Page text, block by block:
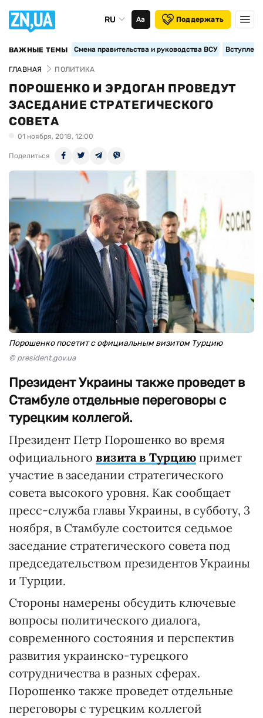
RU Аа Поддержать
ВАЖНЫЕ ТЕМЫ Смена правительства и руководства ВСУ
ГЛАВНАЯ ПОЛИТИКА
ПОРОШЕНКО И ЭРДОГАН ПРОВЕДУТ
ЗАСЕДАНИЕ СТРАТЕГИЧЕСКОГО
СОВЕТА
01 ноября, 2018, 12:00
Поделиться
Порошенко посетит с официальным визитом Турцию
© president.gov.ua
Президент Украины также проведет в
Стамбуле отдельные переговоры с
турецким коллегой.
Президент Петр Порошенко во время
официального визита в Турцию примет
участие в заседании стратегического
совета высокого уровня. Как сообщает
пресс-служба главы Украины, в субботу, 3
ноября, в Стамбуле состоится седьмое
заседание стратегического совета под
председательством президентов Украины
и Турции.
Стороны намерены обсудить ключевые
вопросы политического диалога,
современного состояния и перспектив
развития украинско-турецкого
сотрудничества в разных сферах.
Порошенко также проведет отдельные
переговоры с турецким коллегой